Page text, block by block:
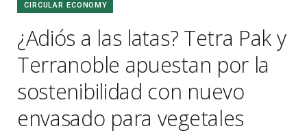
CIRCULAR ECONOMY
¿Adiós a las latas? Tetra Pak y
Terranoble apuestan por la
sostenibilidad con nuevo
envasado para vegetales